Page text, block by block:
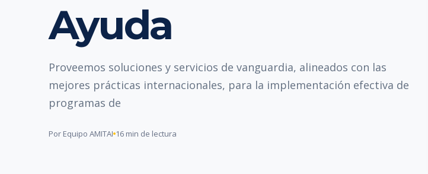
Ayuda
Proveemos soluciones y servicios de vanguardia, alineados con las
mejores prácticas internacionales, para la implementación efectiva de
programas de
Por Equipo AMITAI 16 min de lectura